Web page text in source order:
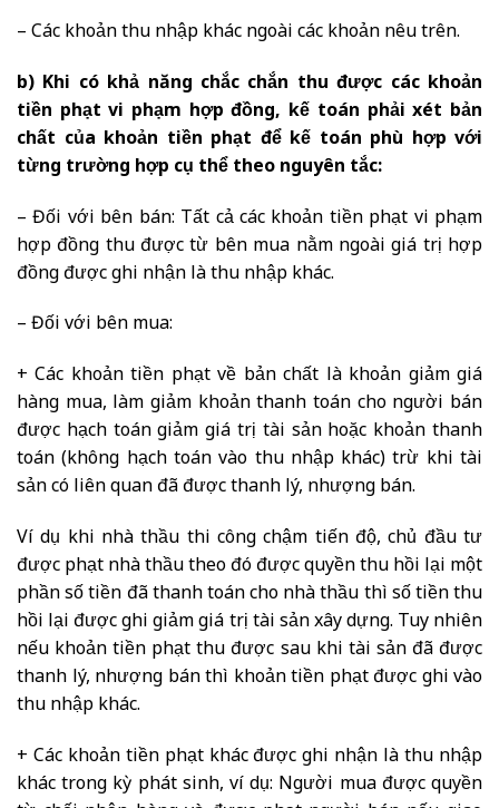
– Các khoản thu nhập khác ngoài các khoản nêu trên.
b) Khi có khả năng chắc chắn thu được các khoản
tiền phạt vi phạm hợp đồng, kế toán phải xét bản
chất của khoản tiền phạt để kế toán phù hợp với
từng trường hợp cụ thể theo nguyên tắc:
– Đối với bên bán: Tất cả các khoản tiền phạt vi phạm
hợp đồng thu được từ bên mua nằm ngoài giá trị hợp
đồng được ghi nhận là thu nhập khác.
– Đối với bên mua:
+ Các khoản tiền phạt về bản chất là khoản giảm giá
hàng mua, làm giảm khoản thanh toán cho người bán
được hạch toán giảm giá trị tài sản hoặc khoản thanh
toán (không hạch toán vào thu nhập khác) trừ khi tài
sản có liên quan đã được thanh lý, nhượng bán.
Ví dụ khi nhà thầu thi công chậm tiến độ, chủ đầu tư
được phạt nhà thầu theo đó được quyền thu hồi lại một
phần số tiền đã thanh toán cho nhà thầu thì số tiền thu
hồi lại được ghi giảm giá trị tài sản xây dựng. Tuy nhiên
nếu khoản tiền phạt thu được sau khi tài sản đã được
thanh lý, nhượng bán thì khoản tiền phạt được ghi vào
thu nhập khác.
+ Các khoản tiền phạt khác được ghi nhận là thu nhập
khác trong kỳ phát sinh, ví dụ: Người mua được quyền